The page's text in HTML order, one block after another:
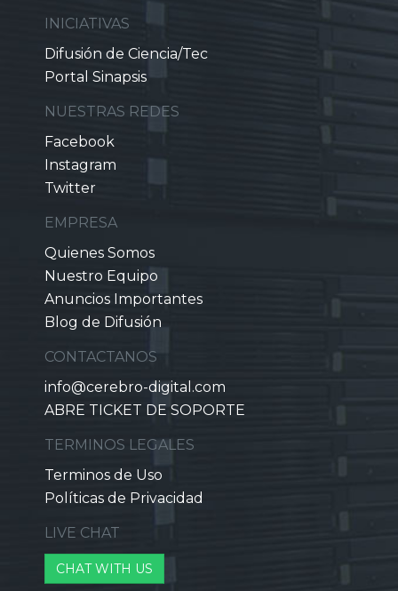
INICIATIVAS
Difusión de Ciencia/Tec
Portal Sinapsis
NUESTRAS REDES
Facebook
Instagram
Twitter
EMPRESA
Quienes Somos
Nuestro Equipo
Anuncios Importantes
Blog de Difusión
CONTACTANOS
info@cerebro-digital.com
ABRE TICKET DE SOPORTE
TERMINOS LEGALES
Terminos de Uso
Políticas de Privacidad
LIVE CHAT
CHAT WITH US